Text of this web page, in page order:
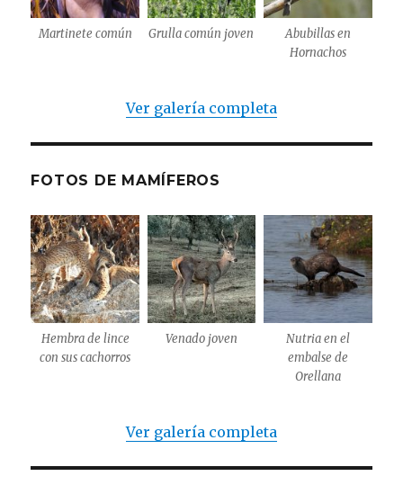
Martinete común Grulla común joven
Abubillas en
Hornachos
Ver galería completa
FOTOS DE MAMÍFEROS
Hembra de lince
con sus cachorros
Venado joven
Nutria en el
embalse de
Orellana
Ver galería completa